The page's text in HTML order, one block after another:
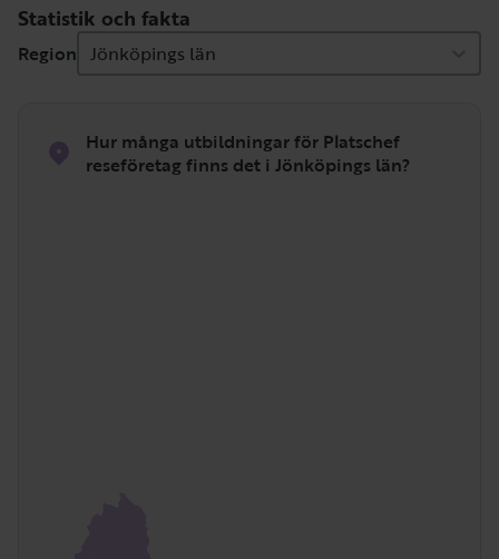
Statistik och fakta
Region Jönköpings län
Hur många utbildningar för Platschef
reseföretag finns det i Jönköpings län?